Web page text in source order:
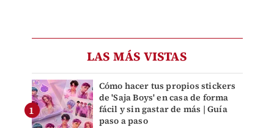
LAS MÁS VISTAS
Cómo hacer tus propios stickers
de 'Saja Boys' en casa de forma
fácil y sin gastar de más | Guía
paso a paso